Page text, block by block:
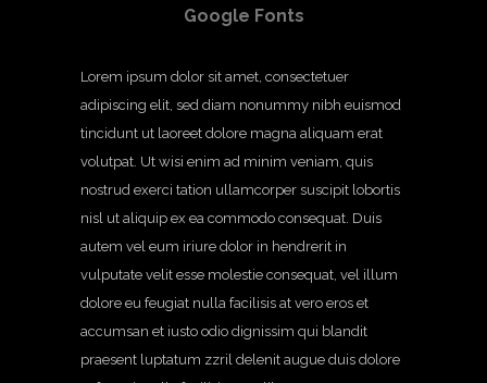
Google Fonts
Lorem ipsum dolor sit amet, consectetuer
adipiscing elit, sed diam nonummy nibh euismod
tincidunt ut laoreet dolore magna aliquam erat
volutpat. Ut wisi enim ad minim veniam, quis
nostrud exerci tation ullamcorper suscipit lobortis
nisl ut aliquip ex ea commodo consequat. Duis
autem vel eum iriure dolor in hendrerit in
vulputate velit esse molestie consequat, vel illum
dolore eu feugiat nulla facilisis at vero eros et
accumsan et iusto odio dignissim qui blandit
praesent luptatum zzril delenit augue duis dolore